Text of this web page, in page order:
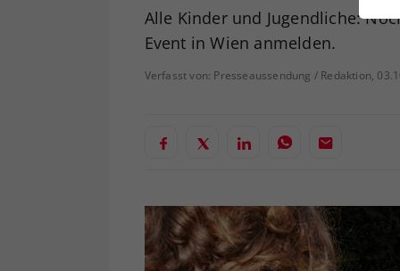
Alle Kinder und Jugendliche:
Event in Wien anmelden.
Verfasst von: Presseaussendung / Redaktion,